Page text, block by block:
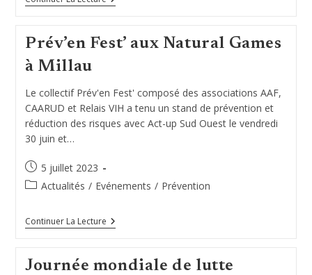
En
F’estivada
Prév’en Fest’ aux Natural Games
à Millau
Le collectif Prév'en Fest' composé des associations AAF,
CAARUD et Relais VIH a tenu un stand de prévention et
réduction des risques avec Act-up Sud Ouest le vendredi
30 juin et…
Publication
publiée :
5 juillet 2023
PostActualités / Evénements / Prévention
Continuer La LecturePrév’en
Fest’
Games
Journée mondiale de lutte